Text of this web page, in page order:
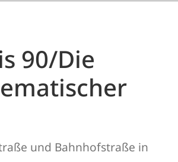
90/Die
und Bahnhofstraße in